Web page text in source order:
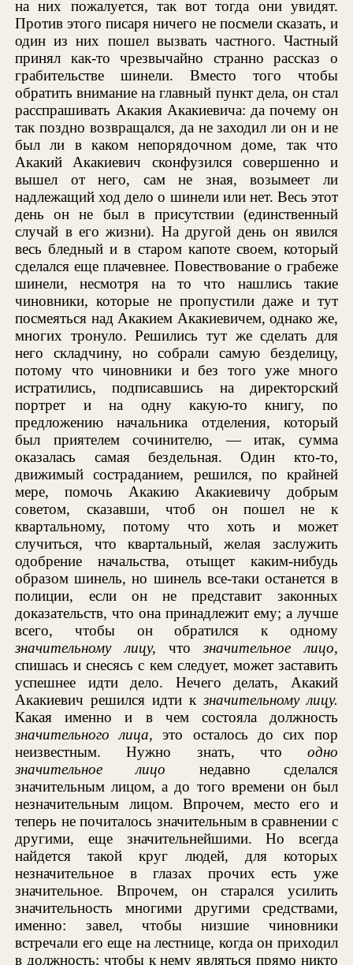
на них пожалуется, так вот тогда они увидят.
Против этого писаря ничего не посмели сказать, и
один из них пошел вызвать частного. Частный
принял как-то чрезвычайно странно рассказ о
грабительстве шинели. Вместо того чтобы
обратить внимание на главный пункт дела, он стал
расспрашивать Акакия Акакиевича: да почему он
так поздно возвращался, да не заходил ли он и не
был ли в каком непорядочном доме, так что
Акакий Акакиевич сконфузился совершенно и
вышел от него, сам не зная, возымеет ли
надлежащий ход дело о шинели или нет. Весь этот
день он не был в присутствии (единственный
случай в его жизни). На другой день он явился
весь бледный и в старом капоте своем, который
сделался еще плачевнее. Повествование о грабеже
шинели, несмотря на то что нашлись такие
чиновники, которые не пропустили даже и тут
посмеяться над Акакием Акакиевичем, однако же,
многих тронуло. Решились тут же сделать для
него складчину, но собрали самую безделицу,
потому что чиновники и без того уже много
истратились, подписавшись на директорский
портрет и на одну какую-то книгу, по
предложению начальника отделения, который
был приятелем сочинителю, — итак, сумма
оказалась самая бездельная. Один кто-то,
движимый состраданием, решился, по крайней
мере, помочь Акакию Акакиевичу добрым
советом, сказавши, чтоб он пошел не к
квартальному, потому что хоть и может
случиться, что квартальный, желая заслужить
одобрение начальства, отыщет каким-нибудь
образом шинель, но шинель все-таки останется в
полиции, если он не представит законных
доказательств, что она принадлежит ему; а лучше
всего, чтобы он обратился к одному
значительному лицу, чтозначительное лицо,
спишась и снесясь с кем следует, может заставить
успешнее идти дело. Нечего делать, Акакий
Акакиевич решился идти кзначительному лицу.
Какая именно и в чем состояла должность
значительного лица, это осталось до сих пор
неизвестным. Нужно знать, что одно
значительное лицо недавно сделался
значительным лицом, а до того времени он был
незначительным лицом. Впрочем, место его и
теперь не почиталось значительным в сравнении с
другими, еще значительнейшими. Но всегда
найдется такой круг людей, для которых
незначительное в глазах прочих есть уже
значительное. Впрочем, он старался усилить
значительность многими другими средствами,
именно: завел, чтобы низшие чиновники
встречали его еще на лестнице, когда он приходил
в должность; чтобы к нему являться прямо никто